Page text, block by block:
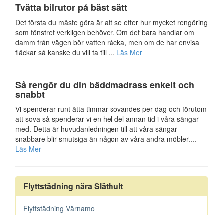
Tvätta bilrutor på bäst sätt
Det första du måste göra är att se efter hur mycket rengöring
som fönstret verkligen behöver. Om det bara handlar om
damm från vägen bör vatten räcka, men om de har envisa
fläckar så kanske du vill ta till ... Läs Mer
Så rengör du din bäddmadrass enkelt och
snabbt
Vi spenderar runt åtta timmar sovandes per dag och förutom
att sova så spenderar vi en hel del annan tid i våra sängar
med. Detta är huvudanledningen till att våra sängar
snabbare blir smutsiga än någon av våra andra möbler....
Läs Mer
Flyttstädning nära Släthult
Flyttstädning Värnamo